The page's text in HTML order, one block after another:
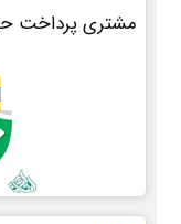
مشتری پرداخت